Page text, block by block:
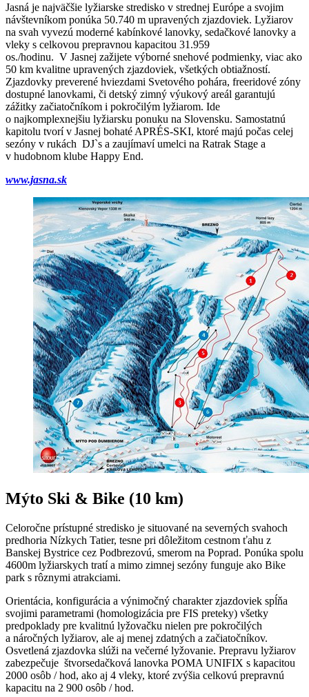
Jasná je najväčšie lyžiarske stredisko v strednej Európe a svojim
návštevníkom ponúka 50.740 m upravených zjazdoviek. Lyžiarov
na svah vyvezú moderné kabínkové lanovky, sedačkové lanovky a
vleky s celkovou prepravnou kapacitou 31.959
os./hodinu. V Jasnej zažijete výborné snehové podmienky, viac ako
50 km kvalitne upravených zjazdoviek, všetkých obtiažností.
Zjazdovky preverené hviezdami Svetového pohára, freeridové zóny
dostupné lanovkami, či detský zimný výukový areál garantujú
zážitky začiatočníkom i pokročilým lyžiarom. Ide
o najkomplexnejšiu lyžiarsku ponuku na Slovensku. Samostatnú
kapitolu tvorí v Jasnej bohaté APRÉS-SKI, ktoré majú počas celej
sezóny v rukách DJ`s a zaujímaví umelci na Ratrak Stage a
v hudobnom klube Happy End.
www.jasna.sk
Mýto Ski & Bike (10 km)
Celoročne prístupné stredisko je situované na severných svahoch
predhoria Nízkych Tatier, tesne pri dôležitom cestnom ťahu z
Banskej Bystrice cez Podbrezovú, smerom na Poprad. Ponúka spolu
4600m lyžiarskych tratí a mimo zimnej sezóny funguje ako Bike
park s rôznymi atrakciami.
Orientácia, konfigurácia a výnimočný charakter zjazdoviek spĺňa
svojimi parametrami (homologizácia pre FIS preteky) všetky
predpoklady pre kvalitnú lyžovačku nielen pre pokročilých
a náročných lyžiarov, ale aj menej zdatných a začiatočníkov.
Osvetlená zjazdovka slúži na večerné lyžovanie. Prepravu lyžiarov
zabezpečuje štvorsedačková lanovka POMA UNIFIX s kapacitou
2000 osôb / hod, ako aj 4 vleky, ktoré zvýšia celkovú prepravnú
kapacitu na 2 900 osôb / hod.